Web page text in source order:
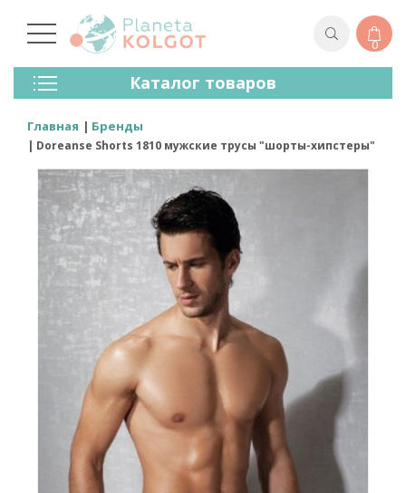
0
Каталог товаров
Колготки
Чулки
Лосины (леггинсы)
Спортивная Одежда
Для Мужчин
Для Детей
Бренды
Главная Бренды
Doreanse Shorts 1810 мужские трусы "шорты-хипстеры"